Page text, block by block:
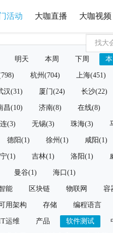
活动 大咖直播 大咖视频
明天 本周 下周
杭州(704) 上海(451)
汉(31) 厦门(24) 长沙(22)
昌(10) 济南(8) 在线(8)
(3) 无锡(3) 珠海(3)
德阳(1) 徐州(1) 咸阳(1)
(1) 吉林(1) 洛阳(1)
曼谷(1) 海口(1)
能 区块链 物联网 容
用架构 存储 编程语言
运维 产品 软件测试